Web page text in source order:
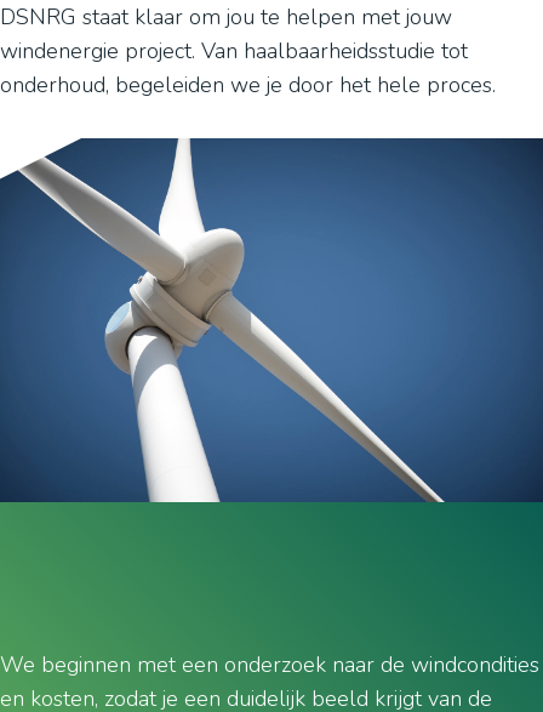
DSNRG staat klaar om jou te helpen met jouw
windenergie project. Van haalbaarheidsstudie tot
onderhoud, begeleiden we je door het hele proces.
We beginnen met een onderzoek naar de windcondities
en kosten, zodat je een duidelijk beeld krijgt van de